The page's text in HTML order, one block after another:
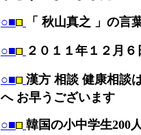
○■ 「 秋山真之 」の言
○■ ２０１１年１２月６
○■ 漢方 相談 健康相談
へ お早うございます
○■ 韓国の小中学生200